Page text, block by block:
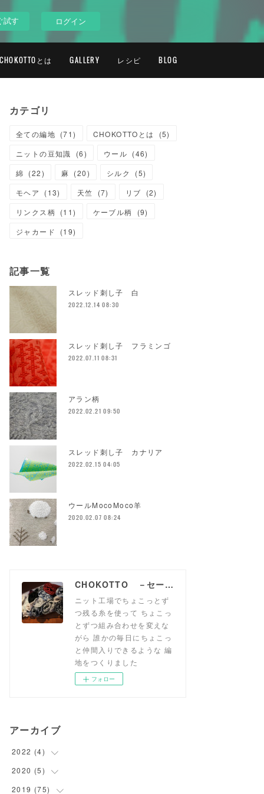
試す ログイン
CHOKOTTOとは GALLERY レシピ BLOG
カテゴリ
全ての編地 (71) CHOKOTTOとは (5)
ニットの豆知識
(6) ウール (46)
綿 (22) 麻 (20) シルク (5)
モヘア
(13) 天竺 (7) リブ (2)
リンクス柄 (11) ケーブル柄 (9)
ジャカード
(19)
記事一覧
スレッド刺し子 白
2022.12.14 08:30
スレッド刺し子 フラミンゴ
2022.07.11 08:31
アラン柄
2022.02.21 09:50
スレッド刺し子 カナリア
2022.02.15 04:05
ウールMocoMoco羊
2020.02.07 08:24
CHOKOTTO －セーターみたいなニット生地、おいてます－
ニット工場でちょこっとず
つ残る糸を使って ちょこっ
とずつ組み合わせを変えな
がら 誰かの毎日にちょこっ
と仲間入りできるような 編
地をつくりました
フォロー
アーカイブ
2022 (4)
(1
(1)
2020 (5)
(5)
2019 (75)